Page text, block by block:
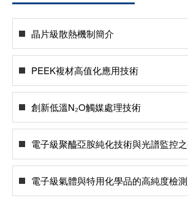
晶片級散熱機制簡介
PEEK複材高值化應用技術
創新低溫N₂O觸媒處理技術
電子級聚醯亞胺純化技術與光譜監控
電子級氣體與特用化學品的高純度檢